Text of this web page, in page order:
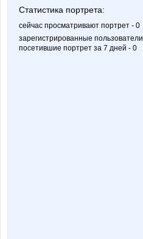
Статистика портрета:
сейчас просматривают портрет - 0
зарегистрированные пользователи
посетившие портрет за 7 дней - 0